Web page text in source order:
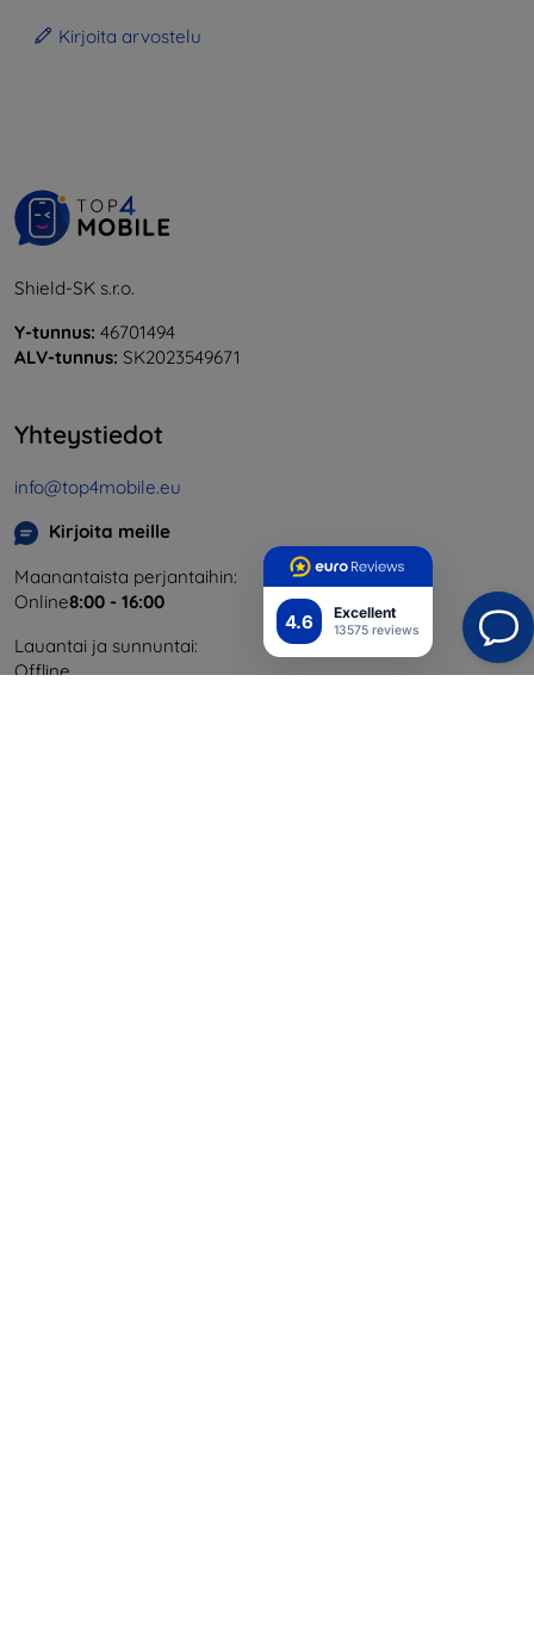
4.6 Excellent
13575 reviews
Kirjoita arvostelu
Shield-SK s.r.o.
Y-tunnus: 46701494
ALV-tunnus: SK2023549671
Yhteystiedot
info@top4mobile.eu
Kirjoita meille
Maanantaista perjantaihin:
Online8:00 - 16:00
Lauantai ja sunnuntai:
Offline